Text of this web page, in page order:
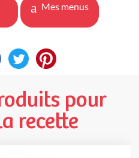
Mes menus
pour
recette